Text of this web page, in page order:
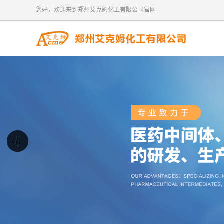
您好，欢迎来到郑州艾克姆化工有限公司官网